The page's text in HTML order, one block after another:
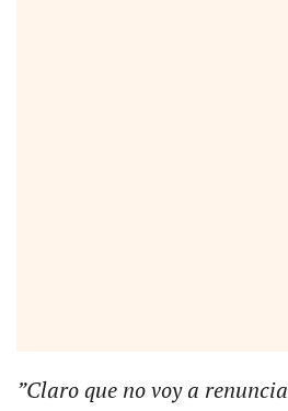
”Claro que no voy a